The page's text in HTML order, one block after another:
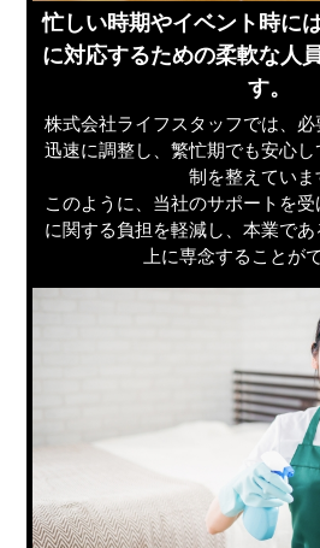
忙しい時期やイベント時に
に対応するための柔軟な人
す。
株式会社ライフスタッフでは、
迅速に調整し、繁忙期でも安心
制を整えていま
このように、当社のサポートを
に関する負担を軽減し、本業で
上に専念することが